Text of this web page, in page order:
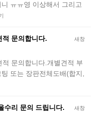
ㅠㅠ영 이상해서 그리고
새창
문의합니다.
문의합니다.개별견적 부
또는 장판전체도배(합지,
새창
수리 문의 드립니다.